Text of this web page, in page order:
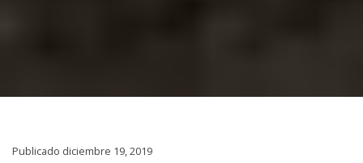
Publicado diciembre 19, 2019